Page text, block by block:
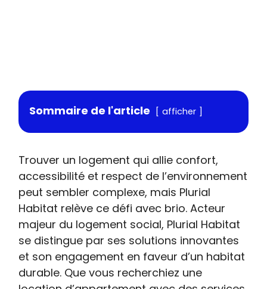
Sommaire de l'article afficher
Trouver un logement qui allie confort,
accessibilité et respect de l’environnement
peut sembler complexe, mais Plurial
Habitat relève ce défi avec brio. Acteur
majeur du logement social, Plurial Habitat
se distingue par ses solutions innovantes
et son engagement en faveur d’un habitat
durable. Que vous recherchiez une